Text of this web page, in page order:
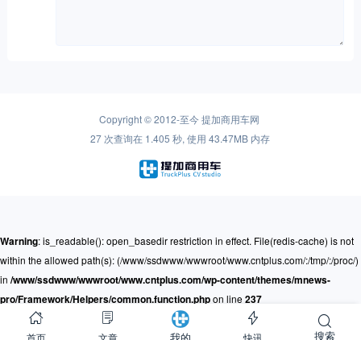
Copyright © 2012-至今提加商用车网
27 次查询在 1.405 秒, 使用 43.47MB 内存
首页 文章 快讯 搜索
Warning: is_readable(): open_basedir restriction in effect. File(redis-cache) is not
within the allowed path(s): (/www/ssdwww/wwwroot/www.cntplus.com/:/tmp/:/proc/)
in /www/ssdwww/wwwroot/www.cntplus.com/wp-content/themes/mnews-
pro/Framework/Helpers/common.function.phpon line237